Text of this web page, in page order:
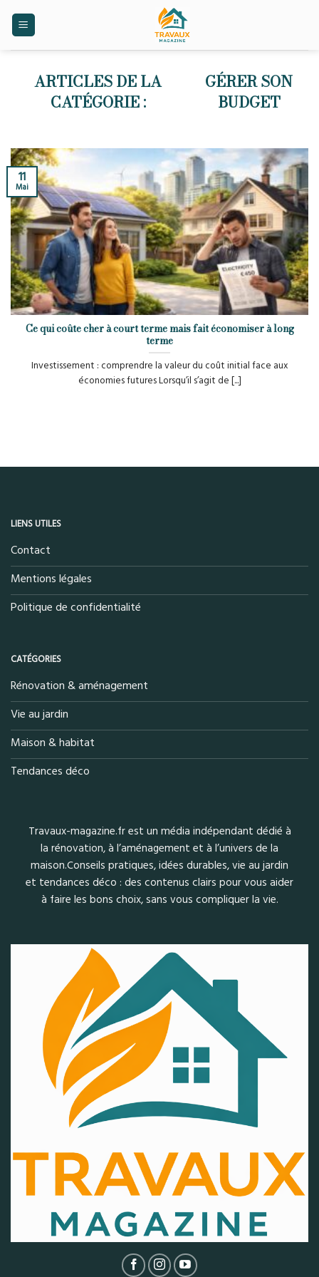
GÉRER SON
BUDGET
Ce qui coûte cher à court terme mais fait économiser à long
terme
Investissement : comprendre la valeur du coût initial face aux
économies futures Lorsqu’il s’agit de [...]
11
Mai
LIENS UTILES
Contact
Mentions légales
Politique de confidentialité
CATÉGORIES
Rénovation & aménagement
Vie au jardin
Maison & habitat
Tendances déco
Travaux-magazine.fr est un média indépendant dédié à
la rénovation, à l’aménagement et à l’univers de la
maison.Conseils pratiques, idées durables, vie au jardin
et tendances déco : des contenus clairs pour vous aider
à faire les bons choix, sans vous compliquer la vie.